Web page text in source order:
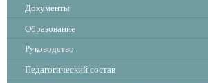
Документы
Образование
Руководство
Педагогический состав